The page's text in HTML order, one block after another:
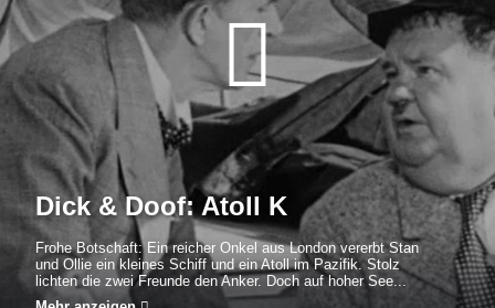
Dick & Doof: Atoll K
Frohe Botschaft: Ein reicher Onkel aus London vererbt Stan
und Ollie ein kleines Schiff und ein Atoll im Pazifik. Stolz
lichten die zwei Freunde den Anker. Doch auf hoher See...